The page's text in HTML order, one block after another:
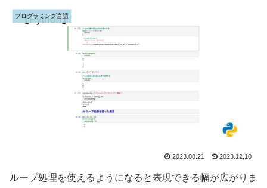
プログラミング言語
2023.08.21 2023.12.10
ループ処理を使えるようになると表現できる幅が広がりま